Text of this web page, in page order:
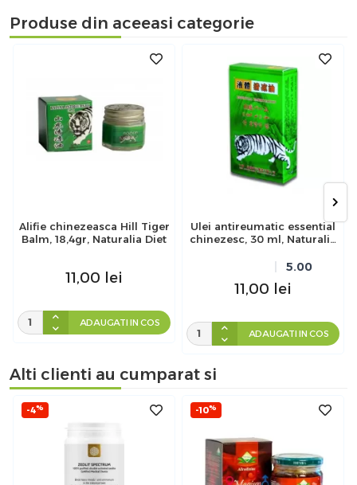
Produse din aceeasi categorie
Alifie chinezeasca Hill Tiger
Balm, 18,4gr, Naturalia Diet
11,00 lei
ADAUGATI IN COS
Ulei antireumatic essential
chinezesc, 30 ml, Naturalia
5.00
11,00 lei
ADAUGATI IN COS
Alti clienti au cumparat si
-4% -10%